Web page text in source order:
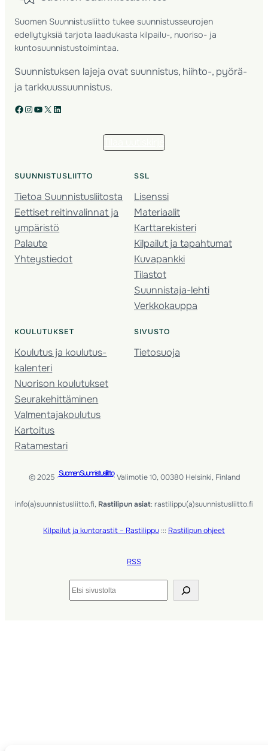
Suomen Suunnistusliitto tukee suunnistusseurojen
edellytyksiä tarjota laadukasta kilpailu-, nuoriso- ja
kuntosuunnistustoimintaa.
Suunnistuksen lajeja ovat suunnistus, hiihto-, pyörä-
ja tarkkuussuunnistus.
Facebook Instagram YouTube X LinkedIn
SUUNNISTUSLIITTO
Tietoa Suunnistusliitosta
Eettiset reitinvalinnat ja
ympäristö
Palaute
Yhteystiedot
SSL
Lisenssi
Materiaalit
Karttarekisteri
Kilpailut ja tapahtumat
Kuvapankki
Tilastot
Suunnistaja-lehti
Verkkokauppa
KOULUTUKSET
Koulutus ja koulutus­
kalenteri
Nuorison koulutukset
Seura­kehittäminen
Valmentaja­koulutus
Kartoitus
Ratamestari
SIVUSTO
Tietosuoja
© 2025 ·Suomen Suunnistusliitto· Valimotie 10, 00380 Helsinki, Finland
info(a)suunnistusliitto.fi, Rastilipun asiat: rastilippu(a)suunnistusliitto.fi
Kilpailut ja kuntorastit – Rastilippu ::: Rastilipun ohjeet
RSS
Etsi